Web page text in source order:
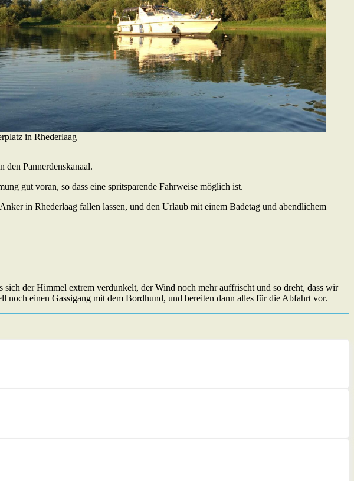
in Rhederlaag
den Pannerdenskanaal.
gut voran, so dass eine spritsparende Fahrweise möglich ist.
in Rhederlaag fallen lassen, und den Urlaub mit einem Badetag und abendlichem
der Himmel extrem verdunkelt, der Wind noch mehr auffrischt und so dreht, dass wir
einen Gassigang mit dem Bordhund, und bereiten dann alles für die Abfahrt vor.